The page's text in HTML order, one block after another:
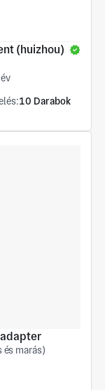
(huizhou)
10 Darabok
és marás)